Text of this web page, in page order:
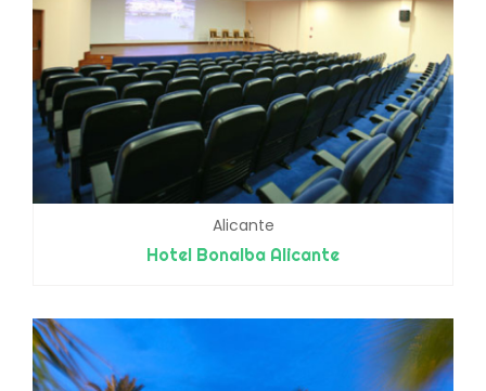
Alicante
Hotel Bonalba Alicante